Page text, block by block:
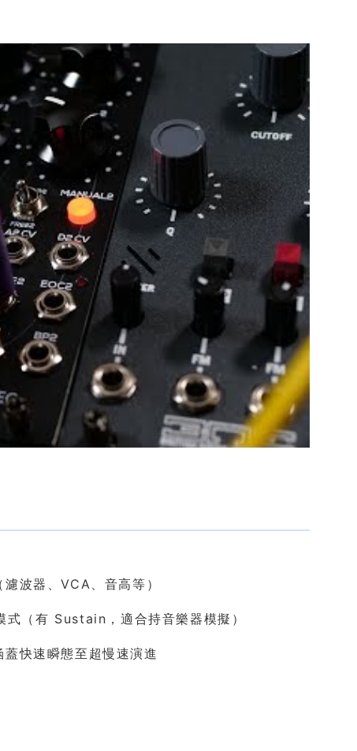
波器、VCA、音高等）
（有 Sustain，適合持音樂器模擬）
快速瞬態至超慢速演進